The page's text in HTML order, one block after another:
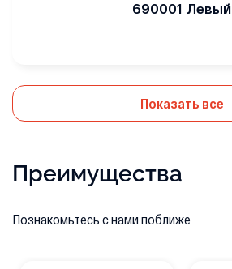
690001 Левый
Показать все
Преимущества
Познакомьтесь с нами поближе